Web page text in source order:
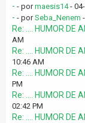
- - pormaesis14-
- - porSeba_Nenem
Re: .... HUMOR DE
AM
Re: .... HUMOR DE
10:46 AM
Re: .... HUMOR DE
PM
Re: .... HUMOR DE
02:42 PM
Re: .... HUMOR DE